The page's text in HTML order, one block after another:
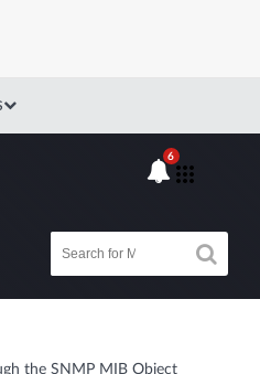
6
the SNMP MIB Object